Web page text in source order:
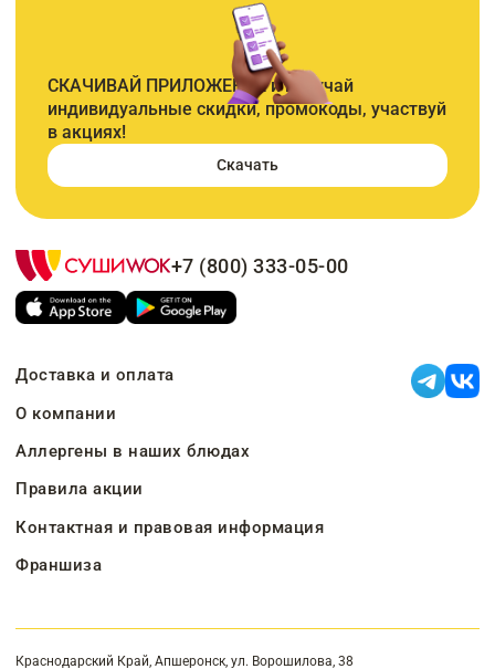
СКАЧИВАЙ ПРИЛОЖЕНИЕ и получай
индивидуальные скидки, промокоды, участвуй
в акциях!
Скачать
+7 (800) 333-05-00
Доставка и оплата
О компании
Аллергены в наших блюдах
Правила акции
Контактная и правовая информация
Франшиза
Краснодарский Край, Апшеронск, ул. Ворошилова, 38